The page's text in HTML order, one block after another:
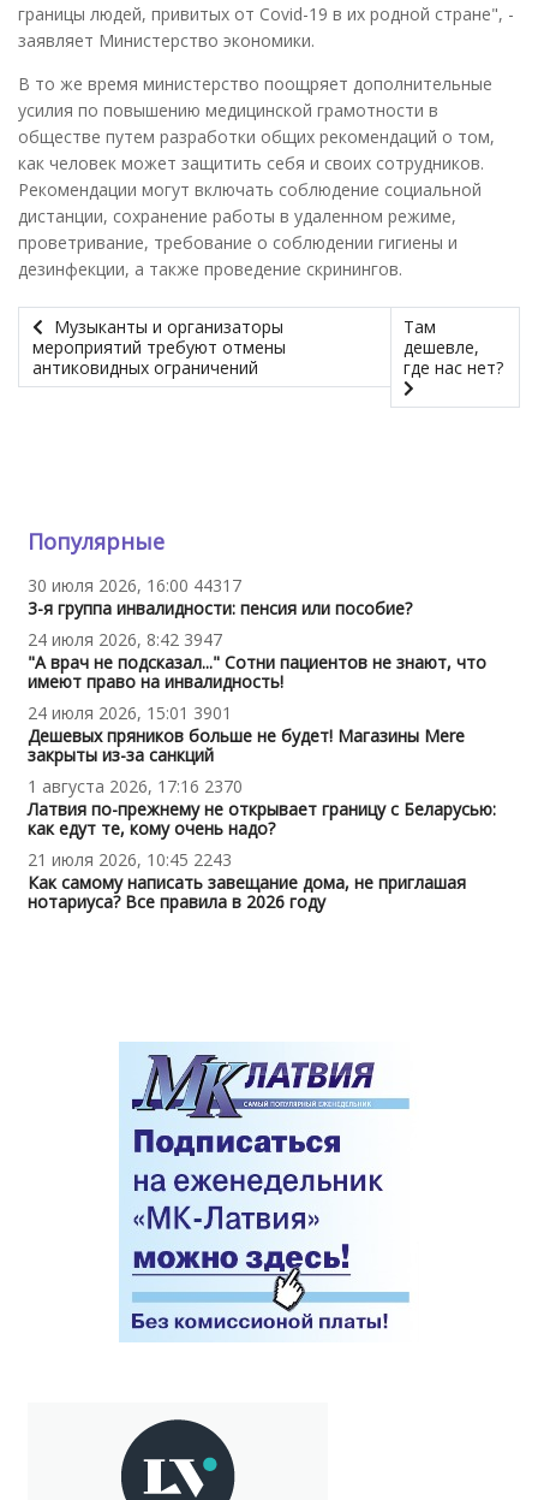
границы людей, привитых от Covid-19 в их родной стране", -
заявляет Министерство экономики.
В то же время министерство поощряет дополнительные
усилия по повышению медицинской грамотности в
обществе путем разработки общих рекомендаций о том,
как человек может защитить себя и своих сотрудников.
Рекомендации могут включать соблюдение социальной
дистанции, сохранение работы в удаленном режиме,
проветривание, требование о соблюдении гигиены и
дезинфекции, а также проведение скринингов.
Музыканты и организаторы
мероприятий требуют отмены
антиковидных ограничений
Там
дешевле,
где нас нет?
Популярные
30 июля 2026, 16:00 44317
3-я группа инвалидности: пенсия или пособие?
24 июля 2026, 8:42 3947
"А врач не подсказал..." Сотни пациентов не знают, что
имеют право на инвалидность!
24 июля 2026, 15:01 3901
Дешевых пряников больше не будет! Магазины Mere
закрыты из-за санкций
1 августа 2026, 17:16 2370
Латвия по-прежнему не открывает границу с Беларусью:
как едут те, кому очень надо?
21 июля 2026, 10:45 2243
Как самому написать завещание дома, не приглашая
нотариуса? Все правила в 2026 году